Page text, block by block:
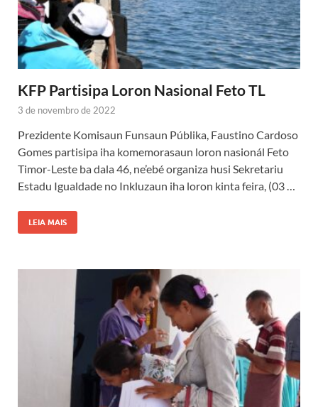
KFP Partisipa Loron Nasional Feto TL
3 de novembro de 2022
Prezidente Komisaun Funsaun Públika, Faustino Cardoso
Gomes partisipa iha komemorasaun loron nasionál Feto
Timor-Leste ba dala 46, ne’ebé organiza husi Sekretariu
Estadu Igualdade no Inkluzaun iha loron kinta feira, (03 …
LEIA MAIS